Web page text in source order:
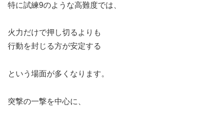
特に試練9のような高難度では、
火力だけで押し切るよりも
行動を封じる方が安定する
という場面が多くなります。
突撃の一撃を中心に、